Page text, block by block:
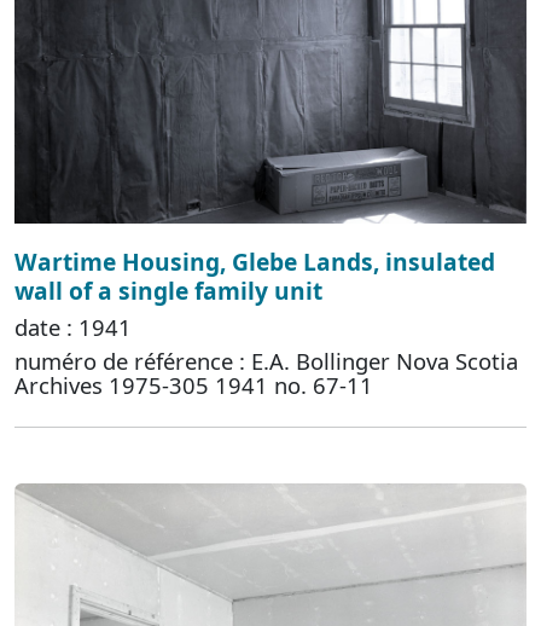
Wartime Housing, Glebe Lands, insulated
wall of a single family unit
date : 1941
numéro de référence : E.A. Bollinger Nova Scotia
Archives 1975-305 1941 no. 67-11